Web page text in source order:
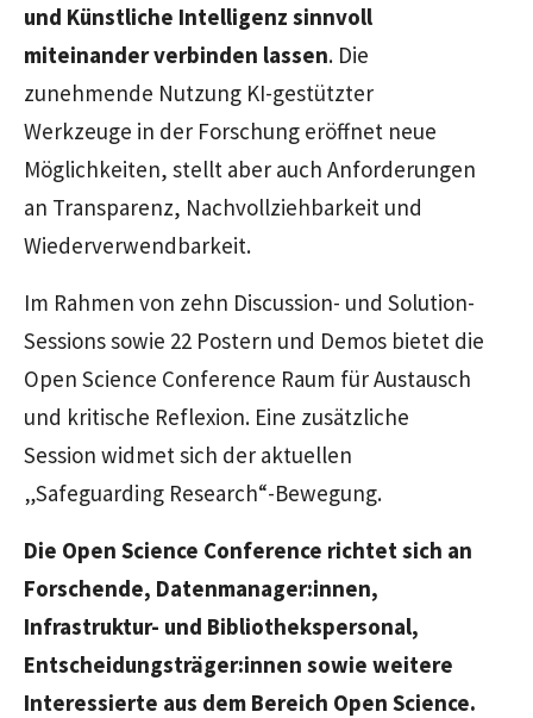
und Künstliche Intelligenz sinnvoll
miteinander verbinden lassen. Die
zunehmende Nutzung KI-gestützter
Werkzeuge in der Forschung eröffnet neue
Möglichkeiten, stellt aber auch Anforderungen
an Transparenz, Nachvollziehbarkeit und
Wiederverwendbarkeit.
Im Rahmen von zehn Discussion- und Solution-
Sessionssowie 22 Postern und Demos bietet die
Open Science Conference Raum für Austausch
und kritische Reflexion. Eine zusätzliche
Session widmet sich der aktuellen
„Safeguarding Research“-Bewegung.
Die Open Science Conference richtet sich an
Forschende, Datenmanager:innen,
Infrastruktur- und Bibliothekspersonal,
Entscheidungsträger:innen sowie weitere
Interessierte aus dem Bereich Open Science.